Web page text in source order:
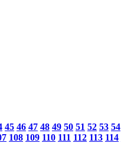
45 46 47 48 49 50 51 52 53 54
108 109 110 111 112 113 114